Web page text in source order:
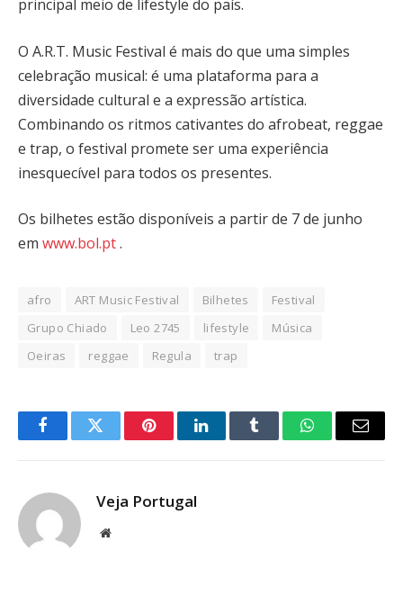
principal meio de lifestyle do país.
O A.R.T. Music Festival é mais do que uma simples
celebração musical: é uma plataforma para a
diversidade cultural e a expressão artística.
Combinando os ritmos cativantes do afrobeat, reggae
e trap, o festival promete ser uma experiência
inesquecível para todos os presentes.
Os bilhetes estão disponíveis a partir de 7 de junho
em www.bol.pt.
afro ART Music Festival Bilhetes
Festival
Grupo Chiado
Leo 2745 lifestyle
Música
Oeiras
reggae Regula trap
FacebookTwitter PinterestLinkedInTumblr WhatsAppEmail
Veja Portugal
Website